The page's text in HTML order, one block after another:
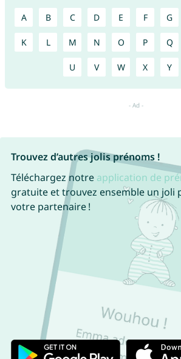
A B C D E F G
K L M N O P Q
U V W X Y
Trouvez d’autres jolis prénoms !
Téléchargez notre application de
gratuite et trouvez ensemble un joli
votre partenaire !